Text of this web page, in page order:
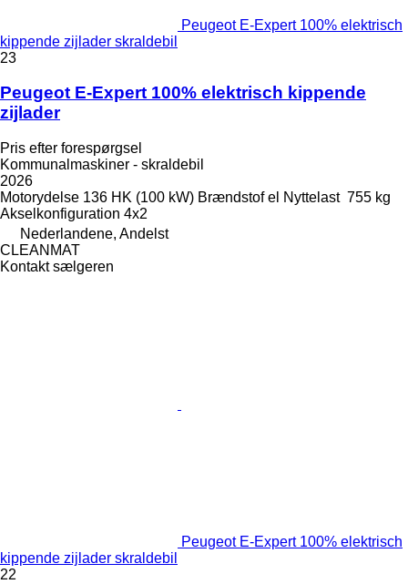
Peugeot E-Expert 100% elektrisch
kippende zijlader skraldebil
23
Peugeot E-Expert 100% elektrisch kippende
zijlader
Pris efter forespørgsel
Kommunalmaskiner - skraldebil
2026
Motorydelse 136 HK (100 kW) Brændstof el Nyttelast 755 kg
Akselkonfiguration 4x2
Nederlandene, Andelst
CLEANMAT
Kontakt sælgeren
Peugeot E-Expert 100% elektrisch
kippende zijlader skraldebil
22